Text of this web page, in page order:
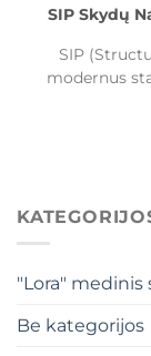
SIP Skydų
SIP
modernus
"Lora" medinis
Be kategorijos